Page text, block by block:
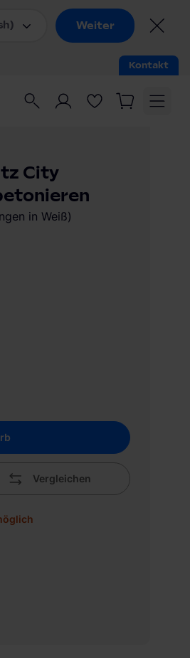
Vergleichen
City
in Weiß)